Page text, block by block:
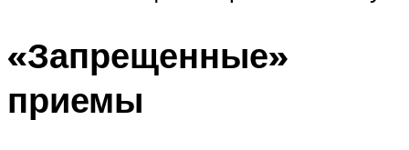
«Запрещенные»
приемы